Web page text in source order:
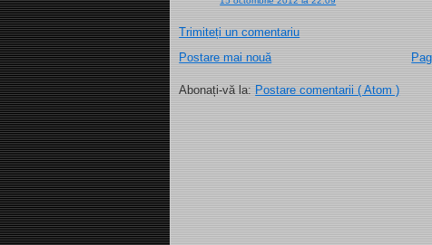
Trimiteți un comentariu
Postare mai nouă
Abonați-vă la: Postare comentarii ( Atom )